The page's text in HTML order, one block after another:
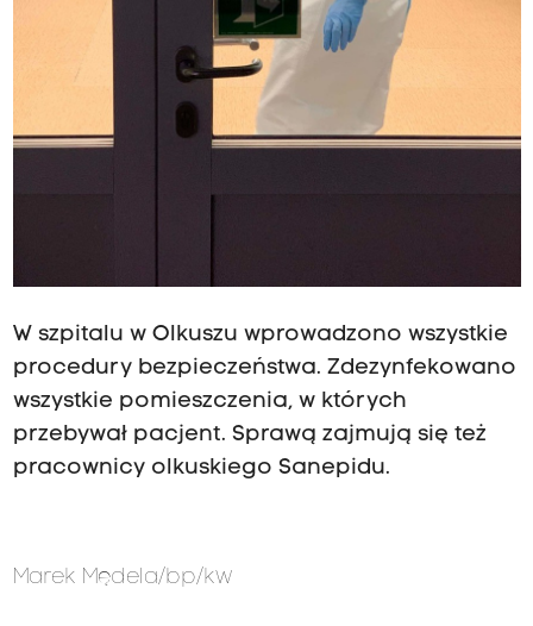
W szpitalu w Olkuszu wprowadzono wszystkie
procedury bezpieczeństwa. Zdezynfekowano
wszystkie pomieszczenia, w których
przebywał pacjent. Sprawą zajmują się też
pracownicy olkuskiego Sanepidu.
Marek Mędela/bp/kw